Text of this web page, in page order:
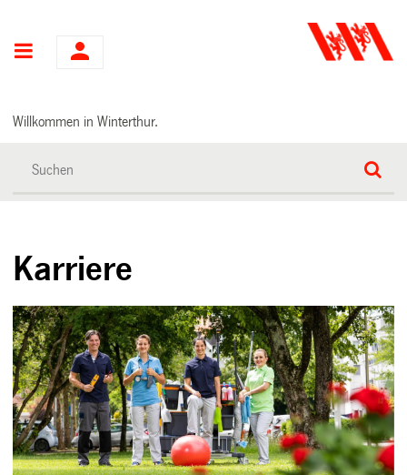
Hauptnavigation
Willkommen in Winterthur.
Karriere